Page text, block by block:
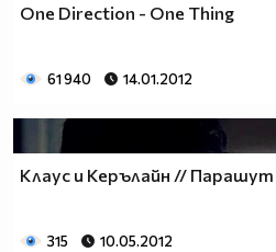
One Direction - One Thing
61 940 14.01.2012
Клаус и Керълайн // Парашут
315 10.05.2012